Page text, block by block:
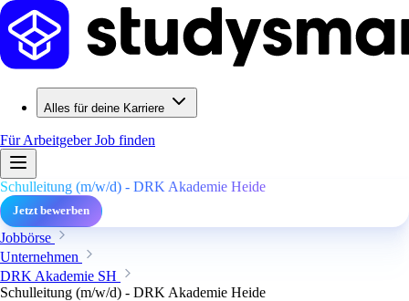
Alles für deine Karriere
Für ArbeitgeberJob finden
Schulleitung (m/w/d) - DRK Akademie Heide
Jetzt bewerben
Jobbörse
Unternehmen
DRK Akademie SH
Schulleitung (m/w/d) - DRK Akademie Heide